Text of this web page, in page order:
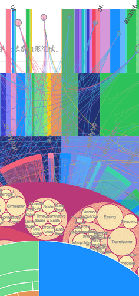
连续多边形组成。
的垂直平分线组成的连续多边形
点、最小封闭圆等问题，以